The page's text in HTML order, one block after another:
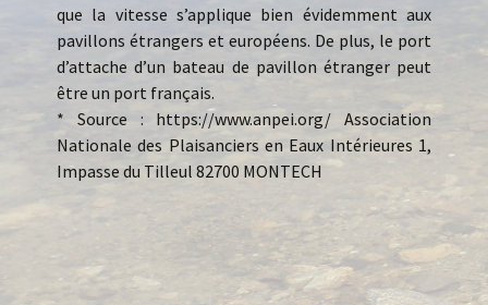
que la vitesse s’applique bien évidemment aux
pavillons étrangers et européens. De plus, le port
d’attache d’un bateau de pavillon étranger peut
être un port français.
* Source : https://www.anpei.org/ Association
Nationale des Plaisanciers en Eaux Intérieures 1,
Impasse du Tilleul 82700 MONTECH